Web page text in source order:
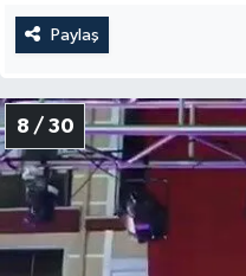
Paylaş
8 / 30